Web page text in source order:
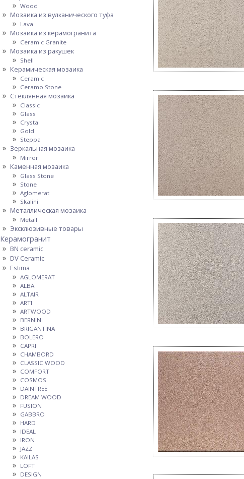
Wood
Мозаика из вулканического туфа
Lava
Мозаика из керамогранита
Ceramic Granite
Мозаика из ракушек
Shell
Керамическая мозаика
Ceramic
Ceramo Stone
Стеклянная мозаика
Classic
Glass
Crystal
Gold
Steppa
Зеркальная мозаика
Mirror
Каменная мозаика
Glass Stone
Stone
Aglomerat
Skalini
Металлическая мозаика
Metall
Эксклюзивные товары
Керамогранит
BN ceramic
DV Ceramic
Estima
AGLOMERAT
ALBA
ALTAIR
ARTI
ARTWOOD
BERNINI
BRIGANTINA
BOLERO
CAPRI
CHAMBORD
CLASSIC WOOD
COMFORT
COSMOS
DAINTREE
DREAM WOOD
FUSION
GABBRO
HARD
IDEAL
IRON
JAZZ
KAILAS
LOFT
DESIGN